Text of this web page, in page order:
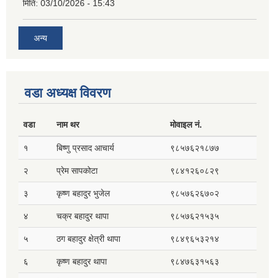
मिति: 03/10/2026 - 15:43
अन्य
वडा अध्यक्ष विवरण
वडा नाम थर मोवाइल नं.
१ बिष्णु प्रसाद आचार्य ९८५७६२१८७७
२ प्रेम सापकोटा ९८४१२६०८२९
३ कृष्ण बहादुर भुजेल ९८५७६२६७०२
४ चक्र बहादुर थापा ९८५७६२१५३५
५ ठग बहादुर क्षेत्री थापा ९८४९६५३२१४
६ कृष्ण बहादुर थापा ९८४७६३१५६३